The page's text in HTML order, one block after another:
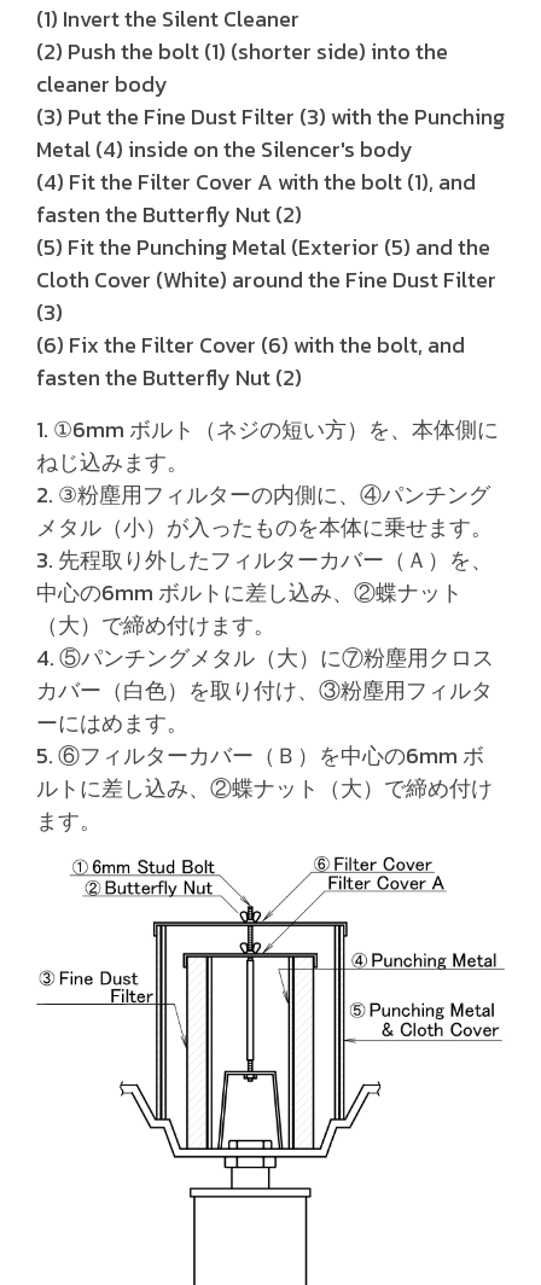
(1) Invert the Silent Cleaner
(2) Push the bolt (1) (shorter side) into the
cleaner body
(3) Put the Fine Dust Filter (3) with the Punching
Metal (4) inside on the Silencer's body
(4) Fit the Filter Cover A with the bolt (1), and
fasten the Butterfly Nut (2)
(5) Fit the Punching Metal (Exterior (5) and the
Cloth Cover (White) around the Fine Dust Filter
(3)
(6) Fix the Filter Cover (6) with the bolt, and
fasten the Butterfly Nut (2)
1. ①6mm ボルト（ネジの短い方）を、本体側に
ねじ込みます。
2. ③粉塵用フィルターの内側に、④パンチング
メタル（小）が入ったものを本体に乗せます。
3. 先程取り外したフィルターカバー（Ａ）を、
中心の6mm ボルトに差し込み、②蝶ナット
（大）で締め付けます。
4. ⑤パンチングメタル（大）に⑦粉塵用クロス
カバー（白色）を取り付け、③粉塵用フィルタ
ーにはめます。
5. ⑥フィルターカバー（Ｂ）を中心の6mm ボ
ルトに差し込み、②蝶ナット（大）で締め付け
ます。